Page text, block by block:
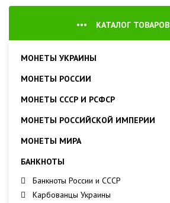
КАТАЛОГ ТОВАРОВ
МОНЕТЫ УКРАИНЫ
МОНЕТЫ РОССИИ
МОНЕТЫ СССР И РСФСР
МОНЕТЫ РОССИЙСКОЙ ИМПЕРИИ
МОНЕТЫ МИРА
БАНКНОТЫ
Банкноты России и СССР
Карбованцы Украины